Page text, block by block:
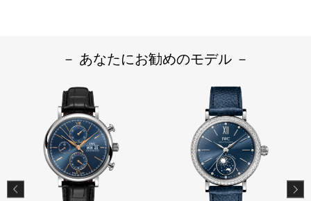
－ あなたにお勧めのモデル －